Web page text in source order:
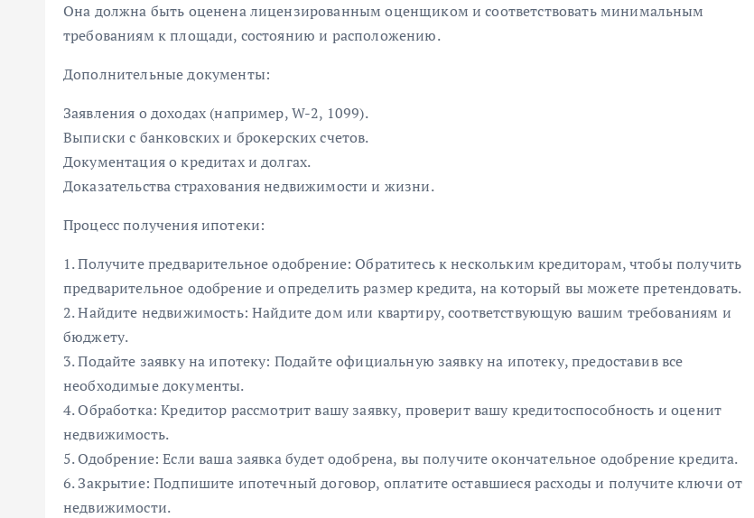
Она должна быть оценена лицензированным оценщиком и соответствовать минимальным
требованиям к площади, состоянию и расположению.
Дополнительные документы:
Заявления о доходах (например, W-2, 1099).
Выписки с банковских и брокерских счетов.
Документация о кредитах и долгах.
Доказательства страхования недвижимости и жизни.
Процесс получения ипотеки:
1. Получите предварительное одобрение: Обратитесь к нескольким кредиторам, чтобы получить
предварительное одобрение и определить размер кредита, на который вы можете претендовать.
2. Найдите недвижимость: Найдите дом или квартиру, соответствующую вашим требованиям и
бюджету.
3. Подайте заявку на ипотеку: Подайте официальную заявку на ипотеку, предоставив все
необходимые документы.
4. Обработка: Кредитор рассмотрит вашу заявку, проверит вашу кредитоспособность и оценит
недвижимость.
5. Одобрение: Если ваша заявка будет одобрена, вы получите окончательное одобрение кредита.
6. Закрытие: Подпишите ипотечный договор, оплатите оставшиеся расходы и получите ключи от
недвижимости.